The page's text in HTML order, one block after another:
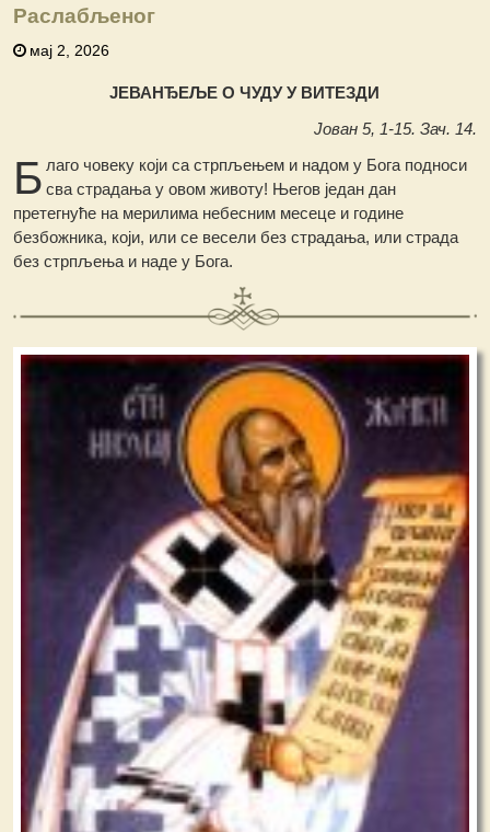
Раслабљеног
мај 2, 2026
ЈЕВАНЂЕЉЕ О ЧУДУ У ВИТЕЗДИ
Јован 5, 1-15. Зач. 14.
Б лаго човеку који са стрпљењем и надом у Бога подноси
сва страдања у овом животу! Његов један дан
претегнуће на мерилима небесним месеце и године
безбожника, који, или се весели без страдања, или страда
без стрпљења и наде у Бога.